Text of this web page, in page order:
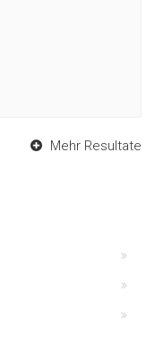
Mehr Resultate